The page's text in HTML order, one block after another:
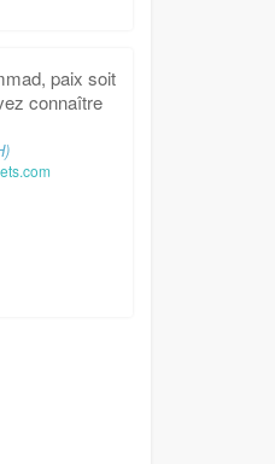
paix soit
connaître